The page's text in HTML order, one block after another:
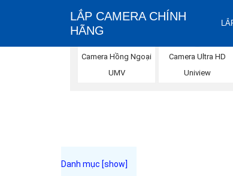
LẮP CAMERA CHÍNH
HÃNG
Camera Hồng Ngoại
UMV
Camera Ultra HD
Uniview